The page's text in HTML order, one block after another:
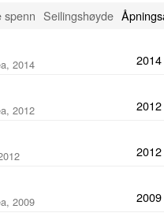
spenn Seilingshøyde
2014 2014
2012 2012
2012
2009 2009